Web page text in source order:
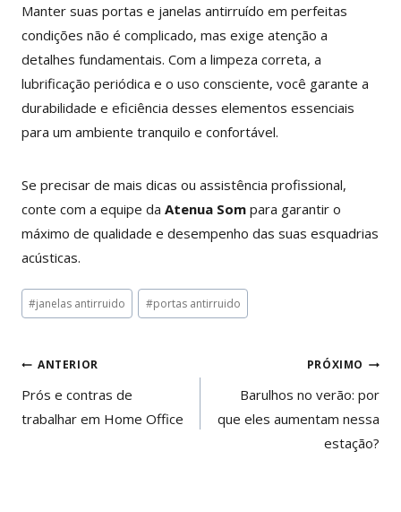
Manter suas portas e janelas antirruído em perfeitas
condições não é complicado, mas exige atenção a
detalhes fundamentais. Com a limpeza correta, a
lubrificação periódica e o uso consciente, você garante a
durabilidade e eficiência desses elementos essenciais
para um ambiente tranquilo e confortável.
Se precisar de mais dicas ou assistência profissional,
conte com a equipe da Atenua Som para garantir o
máximo de qualidade e desempenho das suas esquadrias
acústicas.
Tags
do
#janelas antirruido #portas antirruido
Navegação
de
ANTERIOR
Prós e contras de
trabalhar em Home Office
PRÓXIMO
Barulhos no verão: por
que eles aumentam nessa
estação?